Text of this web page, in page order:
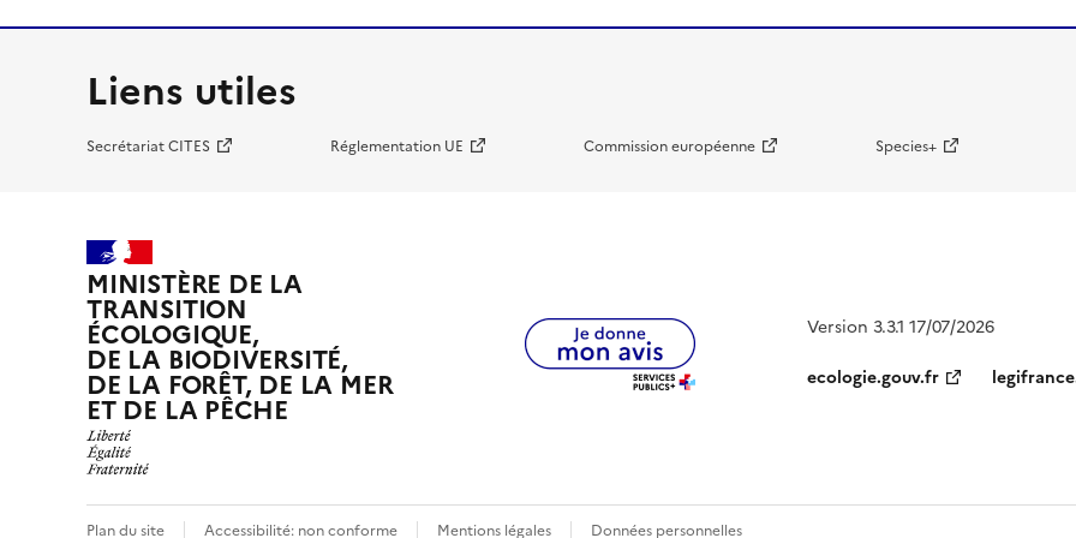
Liens utiles
Secrétariat CITES Réglementation UE Commission européenne Species+
MINISTÈRE DE LA
TRANSITION
ÉCOLOGIQUE,
DE LA BIODIVERSITÉ,
DE LA FORÊT, DE LA MER
ET DE LA PÊCHE
Version 3.3.1 17/07/2026
ecologie.gouv.fr
Plan du site Accessibilité: non conforme Mentions légales Données personnelles